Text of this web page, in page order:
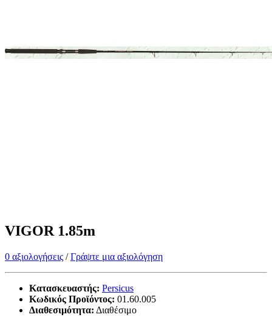
VIGOR 1.85m
0 αξιολογήσεις /Γράψτε μια αξιολόγηση
Κατασκευαστής: Persicus
Κωδικός Προϊόντος: 01.60.005
Διαθεσιμότητα: Διαθέσιμο